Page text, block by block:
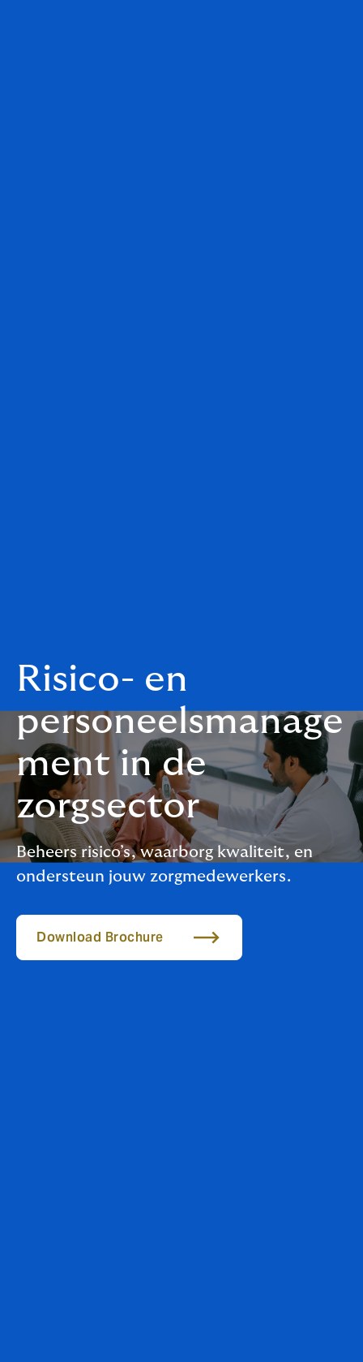
Risico- en
personeelsmanage
ment in de
zorgsector
Beheers risico’s, waarborg kwaliteit, en
ondersteun jouw zorgmedewerkers.
Download Brochure